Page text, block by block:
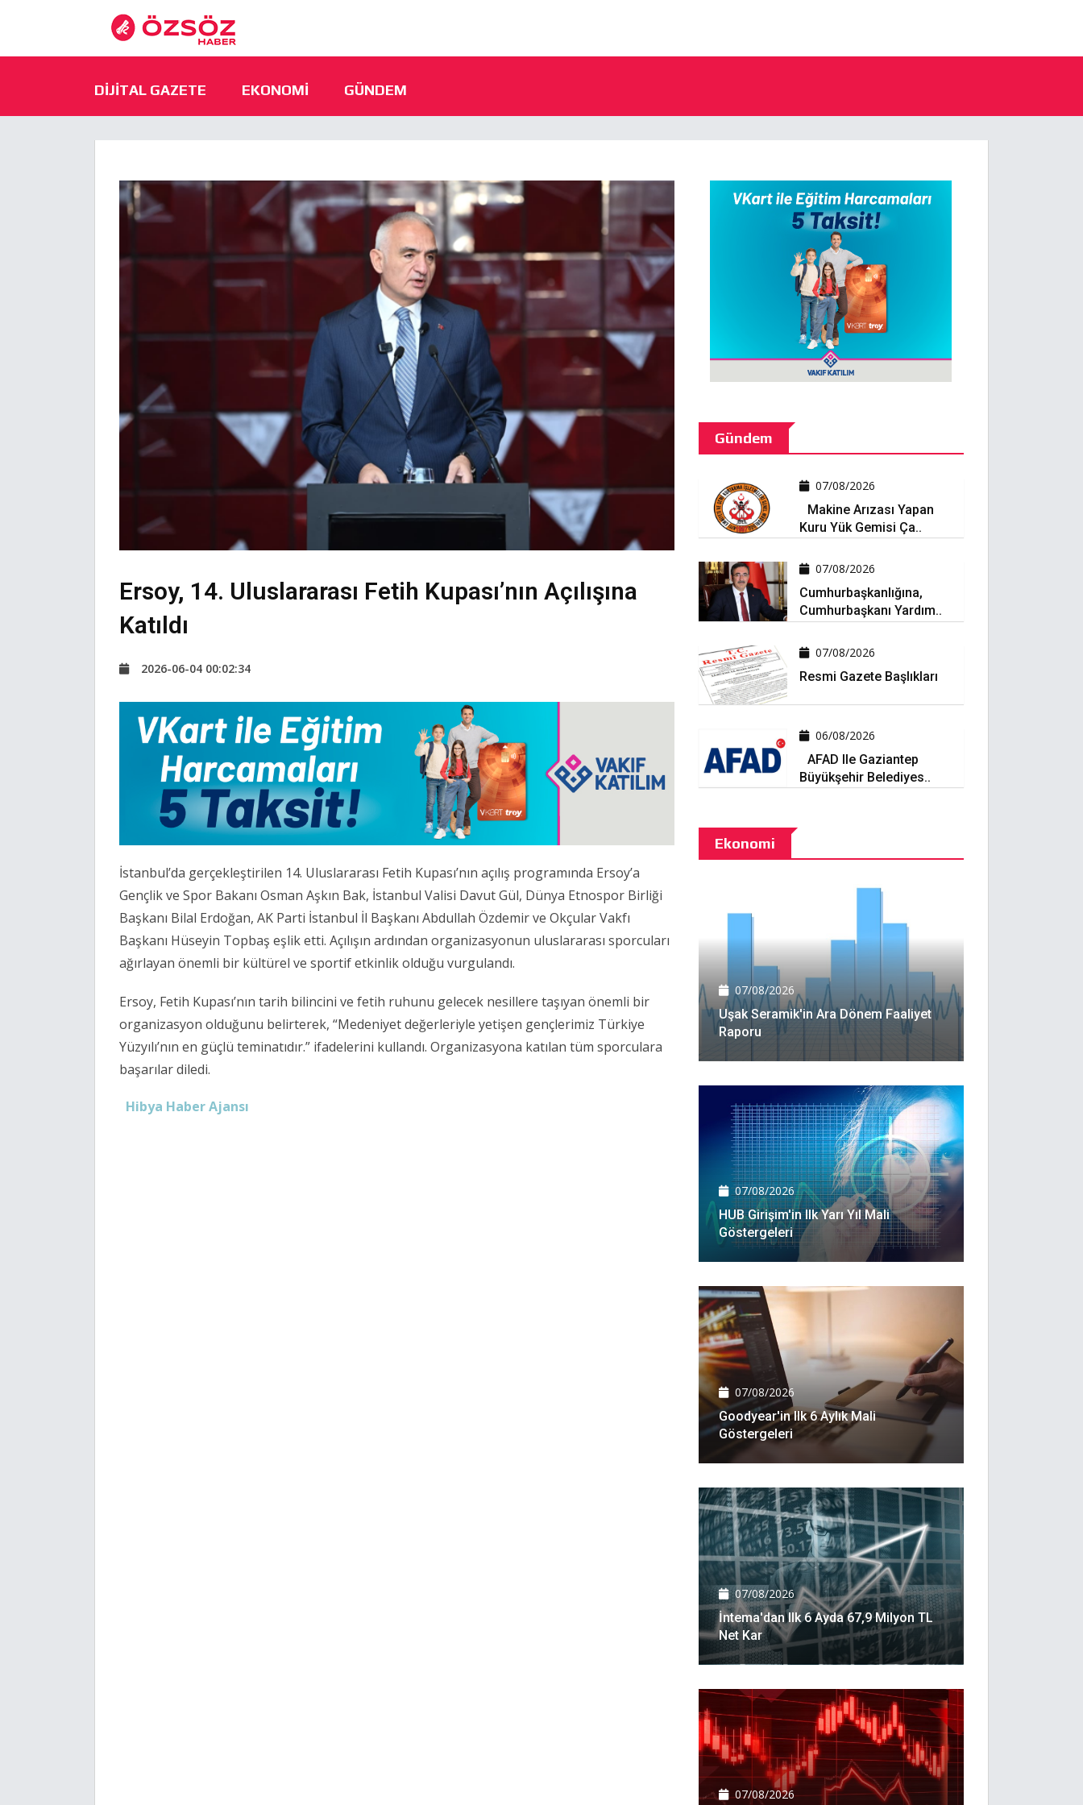
DIJITAL GAZETE EKONOMI GÜNDEM
Ersoy, 14. Uluslararası Fetih Kupası’nın Açılışına
Katıldı
2026-06-04 00:02:34
İstanbul’da gerçekleştirilen 14. Uluslararası Fetih Kupası’nın açılış programında Ersoy’a
Gençlik ve Spor Bakanı Osman Aşkın Bak, İstanbul Valisi Davut Gül, Dünya Etnospor Birliği
Başkanı Bilal Erdoğan, AK Parti İstanbul İl Başkanı Abdullah Özdemir ve Okçular Vakfı
Başkanı Hüseyin Topbaş eşlik etti. Açılışın ardından organizasyonun uluslararası sporcuları
ağırlayan önemli bir kültürel ve sportif etkinlik olduğu vurgulandı.
Ersoy, Fetih Kupası’nın tarih bilincini ve fetih ruhunu gelecek nesillere taşıyan önemli bir
organizasyon olduğunu belirterek, “Medeniyet değerleriyle yetişen gençlerimiz Türkiye
Yüzyılı’nın en güçlü teminatıdır.” ifadelerini kullandı. Organizasyona katılan tüm sporculara
başarılar diledi.
Hibya Haber Ajansı
Gündem
07/08/2026
Makine Arızası Yapan
Kuru Yük Gemisi Ça..
07/08/2026
Cumhurbaşkanlığına,
Cumhurbaşkanı Yardım..
07/08/2026
Resmi Gazete Başlıkları
06/08/2026
AFAD Ile Gaziantep
Büyükşehir Belediyes..
Ekonomi
07/08/2026
Uşak Seramik'in Ara Dönem Faaliyet
Raporu
07/08/2026
HUB Girişim'in Ilk Yarı Yıl Mali
Göstergeleri
07/08/2026
Goodyear'in Ilk 6 Aylık Mali
Göstergeleri
07/08/2026
İntema'dan Ilk 6 Ayda 67,9 Milyon TL
Net Kar
07/08/2026